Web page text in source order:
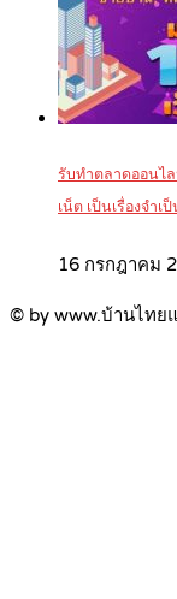
รับทำตลาดออนไ
เน็ต เป็นเรื่องจำเ
16 กรกฎาคม
© by www.บ้านไทย